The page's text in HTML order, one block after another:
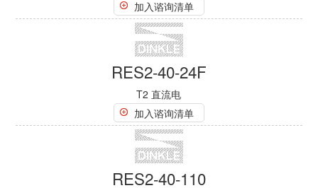
RES2-80-1PN1
T2 交流电
加入谘询清单
RES2-80-1PN1F
T2 交流电
加入谘询清单